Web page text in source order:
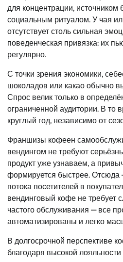
для концентрации, источником
социальным ритуалом. У чая
отсутствует столь сильная
поведенческая привязка: их
регулярно.
С точки зрения экономики,
шоколадов или какао обычно
Спрос велик только в
ограниченной аудитории. В то
круглый год, независимо от
Франшизы кофеен
вендингом не требуют
продукт уже узнаваем, а
формируется быстрее. Отсюда
потока посетителей в
вендинговый кофе не требует
частого обслуживания — все
автоматизированы и легко
В долгосрочной перспективе
благодаря высокой